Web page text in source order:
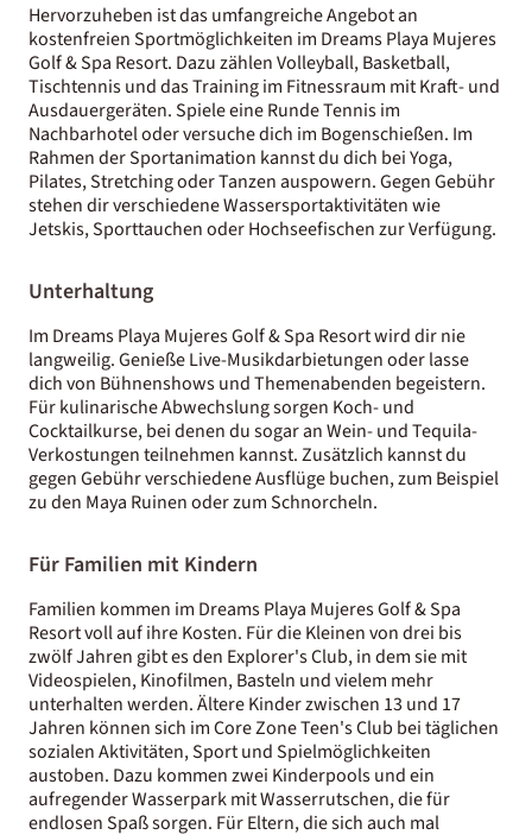
Hervorzuheben ist das umfangreiche Angebot an
kostenfreien Sportmöglichkeiten im Dreams Playa Mujeres
Golf & Spa Resort. Dazu zählen Volleyball, Basketball,
Tischtennis und das Training im Fitnessraum mit Kraft- und
Ausdauergeräten. Spiele eine Runde Tennis im
Nachbarhotel oder versuche dich im Bogenschießen. Im
Rahmen der Sportanimation kannst du dich bei Yoga,
Pilates, Stretching oder Tanzen auspowern. Gegen Gebühr
stehen dir verschiedene Wassersportaktivitäten wie
Jetskis, Sporttauchen oder Hochseefischen zur Verfügung.
Unterhaltung
Im Dreams Playa Mujeres Golf & Spa Resort wird dir nie
langweilig. Genieße Live-Musikdarbietungen oder lasse
dich von Bühnenshows und Themenabenden begeistern.
Für kulinarische Abwechslung sorgen Koch- und
Cocktailkurse, bei denen du sogar an Wein- und Tequila-
Verkostungen teilnehmen kannst. Zusätzlich kannst du
gegen Gebühr verschiedene Ausflüge buchen, zum Beispiel
zu den Maya Ruinen oder zum Schnorcheln.
Für Familien mit Kindern
Familien kommen im Dreams Playa Mujeres Golf & Spa
Resort voll auf ihre Kosten. Für die Kleinen von drei bis
zwölf Jahren gibt es den Explorer's Club, in dem sie mit
Videospielen, Kinofilmen, Basteln und vielem mehr
unterhalten werden. Ältere Kinder zwischen 13 und 17
Jahren können sich im Core Zone Teen's Club bei täglichen
sozialen Aktivitäten, Sport und Spielmöglichkeiten
austoben. Dazu kommen zwei Kinderpools und ein
aufregender Wasserpark mit Wasserrutschen, die für
endlosen Spaß sorgen. Für Eltern, die sich auch mal